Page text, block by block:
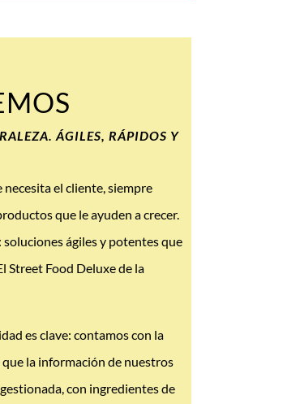
ÁGILES, RÁPIDOS Y
el cliente, siempre
que le ayuden a crecer.
ágiles y potentes que
Street Food Deluxe de la
es clave: contamos con la
la información de nuestros
con ingredientes de